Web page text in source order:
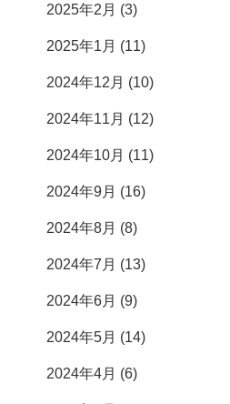
2025年2月 (3)
2025年1月 (11)
2024年12月 (10)
2024年11月 (12)
2024年10月 (11)
2024年9月 (16)
2024年8月 (8)
2024年7月 (13)
2024年6月 (9)
2024年5月 (14)
2024年4月 (6)